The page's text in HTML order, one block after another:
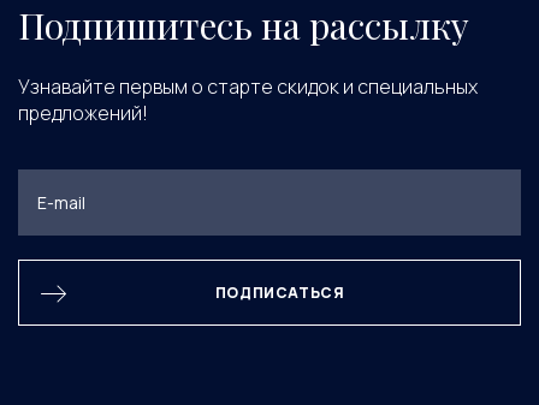
Подпишитесь на рассылку
Узнавайте первым о старте скидок и специальных
предложений!
ПОДПИСАТЬСЯ